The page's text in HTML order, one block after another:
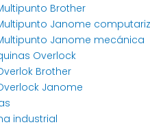
Brother
Janome
Janome mecánica
Overlock
Brother
Janome
industrial